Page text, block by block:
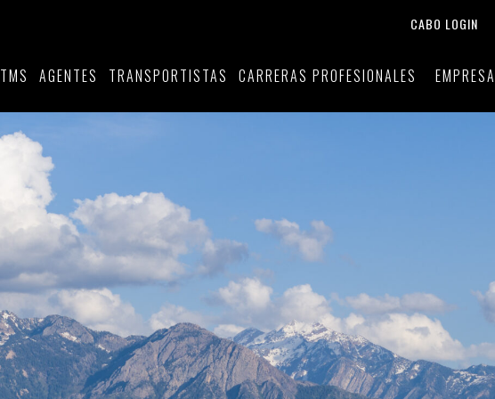
CABO LOGIN
TMS AGENTES TRANSPORTISTAS CARRERAS PROFESIONALES EMPRESA